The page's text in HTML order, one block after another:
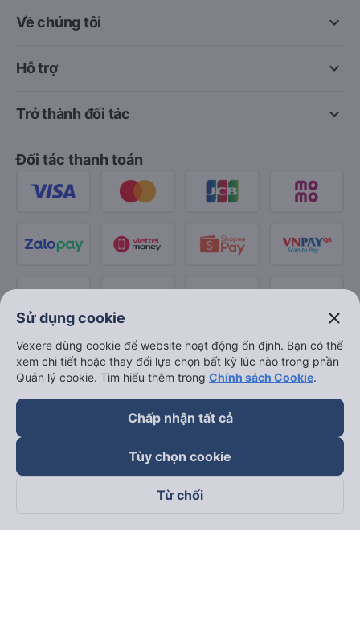
keyboard_arrow_down
Về chúng tôi
keyboard_arrow_down
Hỗ trợ
keyboard_arrow_down
Trở thành đối tác
Đối tác thanh toán
Theo dõi chúng tôi trên
Sử dụng cookie close
Vexere dùng cookie để website hoạt động ổn định. Bạn có thể
xem chi tiết hoặc thay đổi lựa chọn bất kỳ lúc nào trong phần
Quản lý cookie. Tìm hiểu thêm trong Chính sách Cookie.
Chấp nhận tất cả
Tùy chọn cookie
Từ chối